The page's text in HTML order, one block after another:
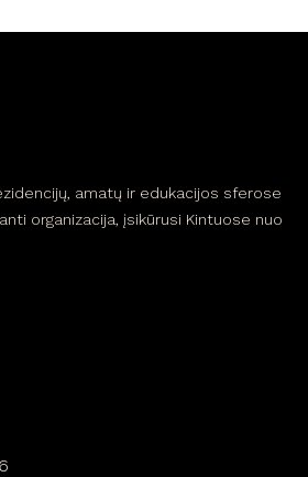
amatų ir edukacijos sferose
organizacija, įsikūrusi Kintuose nuo